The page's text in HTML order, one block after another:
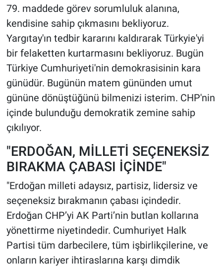
79. maddede görev sorumluluk alanına,
kendisine sahip çıkmasını bekliyoruz.
Yargıtay'ın tedbir kararını kaldırarak Türkyie'yi
bir felaketten kurtarmasını bekliyoruz. Bugün
Türkiye Cumhuriyeti'nin demokrasisinin kara
günüdür. Bugünün matem gününden umut
gününe dönüştüğünü bilmenizi isterim. CHP'nin
içinde bulunduğu demokratik zemine sahip
çıkılıyor.
"ERDOĞAN, MİLLETİ SEÇENEKSİZ
BIRAKMA ÇABASI İÇİNDE"
"Erdoğan milleti adaysız, partisiz, lidersiz ve
seçeneksiz bırakmanın çabası içindedir.
Erdoğan CHP’yi AK Parti’nin butlan kollarına
yönettirme niyetindedir. Cumhuriyet Halk
Partisi tüm darbecilere, tüm işbirlikçilerine, ve
onların kariyer ihtiraslarına karşı dimdik